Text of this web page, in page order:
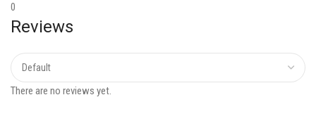
0
Reviews
There are no reviews yet.